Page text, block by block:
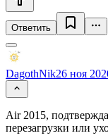
Ответить
DagothNik26 ноя
Air 2015,
перезагрузки или